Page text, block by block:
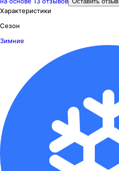
Характеристики
Сезон
Зимние